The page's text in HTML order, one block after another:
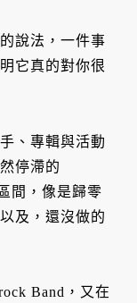
說法，一件事
它真的對你很
、專輯與活動
停滯的
間，像是歸零
及，還沒做的
Band，又在